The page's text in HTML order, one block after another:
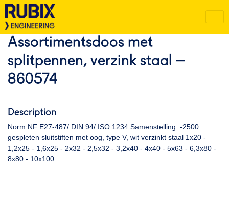
Assortimentsdoos met
splitpennen, verzink staal –
860574
Description
Norm NF E27-487/ DIN 94/ ISO 1234 Samenstelling: -2500
gespleten sluitstiften met oog, type V, wit verzinkt staal 1x20 -
1,2x25 - 1,6x25 - 2x32 - 2,5x32 - 3,2x40 - 4x40 - 5x63 - 6,3x80 -
8x80 - 10x100